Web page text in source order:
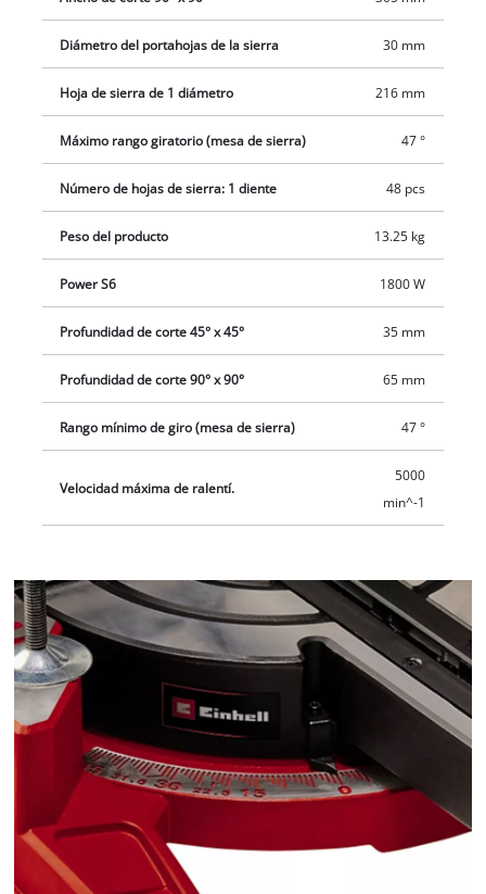
altamente visible y el tope de profundidad facilitan
enormemente el trabajo. Respectivamente a la izquierda y
largas. Hay un dispositivo de sujeción práctico para que las
piezas de trabajo también se puedan fijar de forma segura.
Mediante el bloqueo de husillo de fácil acceso se facilita el
cambio de hoja de sierra y se hace rápidamente a mano. Para
una mejor evacuación del serrín, detrás de la hoja de sierra se
sitúa una tolva de recogida de virutas. Además, con el cierre
aspirador seco y húmedo adecuado, que mantiene el lugar de
trabajo aún más limpio.
Diámetro del portahojas de la sierra 30 mm
Hoja de sierra de 1 diámetro 216 mm
Máximo rango giratorio (mesa de sierra) 47 °
Número de hojas de sierra: 1 diente 48 pcs
Peso del producto 13.25 kg
Power S6 1800 W
Profundidad de corte 45° x 45° 35 mm
Profundidad de corte 90° x 90° 65 mm
Rango mínimo de giro (mesa de sierra) 47 °
Velocidad máxima de ralentí.
5000
min^-1